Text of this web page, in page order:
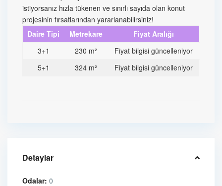
istiyorsanız hızla tükenen ve sınırlı sayıda olan konut
projesinin fırsatlarından yararlanabilirsiniz!
Daire Tipi
Metrekare
Fiyat Aralığı
3+1
230 m²
Fiyat bilgisi güncelleniyor
5+1
324 m² Fiyat bilgisi güncelleniyor
Detaylar
Odalar: 0